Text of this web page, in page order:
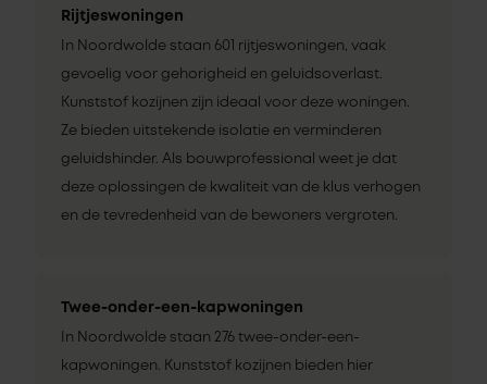
Rijtjeswoningen
In Noordwolde staan 601 rijtjeswoningen, vaak
gevoelig voor gehorigheid en geluidsoverlast.
Kunststof kozijnen zijn ideaal voor deze woningen.
Ze bieden uitstekende isolatie en verminderen
geluidshinder. Als bouwprofessional weet je dat
deze oplossingen de kwaliteit van de klus verhogen
en de tevredenheid van de bewoners vergroten.
Twee-onder-een-kapwoningen
In Noordwolde staan 276 twee-onder-een-
kapwoningen. Kunststof kozijnen bieden hier